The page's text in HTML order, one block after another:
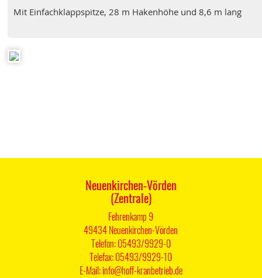
Mit Einfachklappspitze, 28 m Hakenhöhe und 8,6 m lang
Neuenkirchen-Vörden
(Zentrale)
Fehrenkamp 9
49434 Neuenkirchen-Vörden
Telefon: 05493/9929-0
Telefax: 05493/9929-10
E-Mail: info@hoff-kranbetrieb.de